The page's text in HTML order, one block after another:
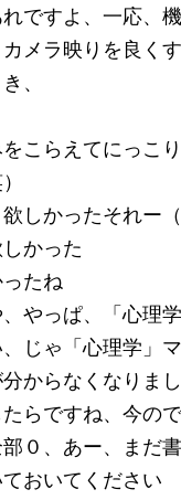
ですよ、一応、
メラ映りを良く
、
こらえてにっこ
欲しかったそれー
かった
たね
やっぱ、「心理
じゃ「心理学」
からなくなりまし
らですね、今の
０、あー、まだ
おいてください